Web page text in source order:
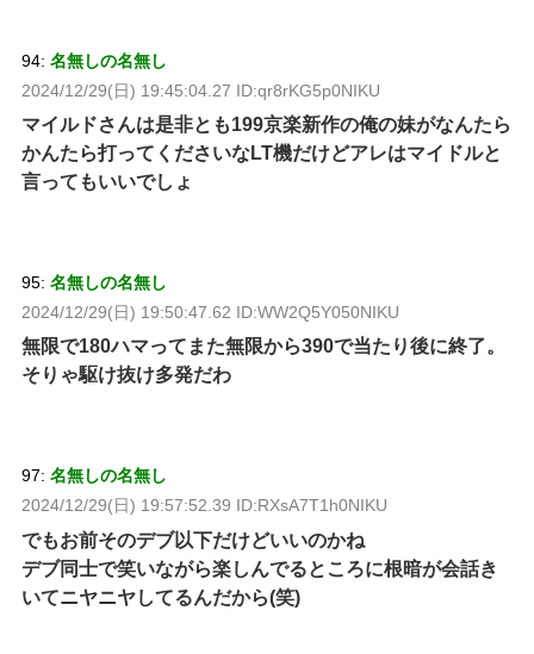
94: 名無しの名無し
2024/12/29(日) 19:45:04.27 ID:qr8rKG5p0NIKU
マイルドさんは是非とも199京楽新作の俺の妹がなんたら
かんたら打ってくださいなLT機だけどアレはマイドルと
言ってもいいでしょ
95: 名無しの名無し
2024/12/29(日) 19:50:47.62 ID:WW2Q5Y050NIKU
無限で180ハマってまた無限から390で当たり後に終了。
そりゃ駆け抜け多発だわ
97: 名無しの名無し
2024/12/29(日) 19:57:52.39 ID:RXsA7T1h0NIKU
でもお前そのデブ以下だけどいいのかね
デブ同士で笑いながら楽しんでるところに根暗が会話き
いてニヤニヤしてるんだから(笑)